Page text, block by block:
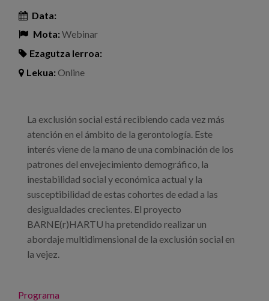
Data:
Mota:Webinar
Ezagutza lerroa:
Lekua:Online
La exclusión social está recibiendo cada vez más
atención en el ámbito de la gerontología. Este
interés viene de la mano de una combinación de los
patrones del envejecimiento demográfico, la
inestabilidad social y económica actual y la
susceptibilidad de estas cohortes de edad a las
desigualdades crecientes. El proyecto
BARNE(r)HARTU ha pretendido realizar un
abordaje multidimensional de la exclusión social en
la vejez.
Programa